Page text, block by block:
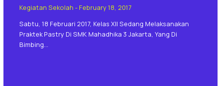
Kegiatan Sekolah - February 18, 2017
Sabtu, 18 Februari 2017, Kelas XII Sedang Melaksanakan
Praktek Pastry Di SMK Mahadhika 3 Jakarta, Yang Di
Bimbing…